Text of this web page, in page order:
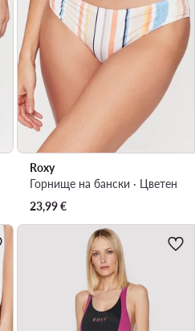
Roxy
Горнище на бански · Цветен
23,99€